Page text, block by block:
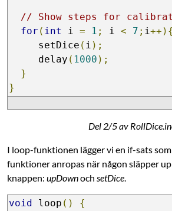
// Show steps for
for ( int i = 1 ; i < 7 ; i++){
     setDice
( i );
     delay
( 1000 );
}
}
Del 2/5 av
I loop-funktionen lägger vi en if-sats
funktioner anropas när någon släpper
knappen: upDownoch setDice.
void loop () {